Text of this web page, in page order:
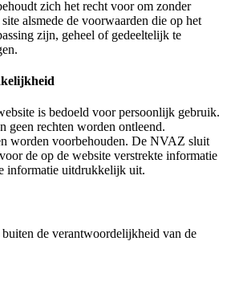
zich het recht voor om zonder
alsmede de voorwaarden die op het
zijn, geheel of gedeeltelijk te
is bedoeld voor persoonlijk gebruik.
geen rechten worden ontleend.
worden voorbehouden. De NVAZ sluit
de op de website verstrekte informatie
informatie uitdrukkelijk uit.
de verantwoordelijkheid van de